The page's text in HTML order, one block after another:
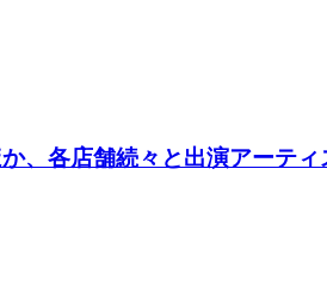
、各店舗続々と出演アーテ